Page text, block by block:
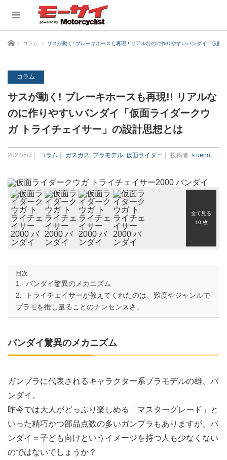
ホーム コラム サスが動く! ブレーキホースも再現!! リアルなのに作りやすいバンダイ「仮面
コラム
サスが動く! ブレーキホースも再現!! リアルな
のに作りやすいバンダイ「仮面ライダークウ
ガ トライチェイサー」の設計思想とは
2022/5/7 コラム ガスガス プラモデル 仮面ライダー 投稿者: s.ueno
全て見る
10 枚
目次
バンダイ驚異のメカニズム
トライチェイサーが教えてくれたのは、難度やジャンルで
プラモを推し量ることのナンセンスさ。
バンダイ驚異のメカニズム
ガンプラに代表されるキャラクター系プラモデルの雄、バ
ンダイ。
昨今では大人がどっぷり楽しめる「マスターグレード」と
いった精巧かつ部品点数の多いガンプラもありますが、バ
ンダイ＝子ども向けというイメージを持つ人も少なくない
のではないでしょうか？